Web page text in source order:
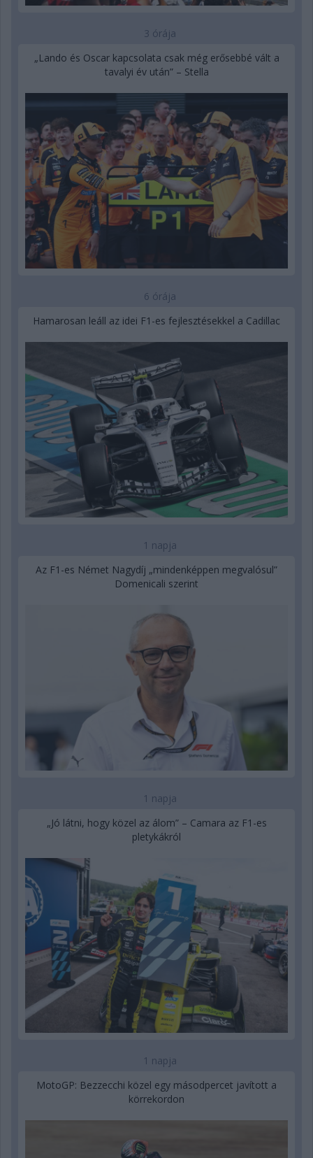
3 órája
„Lando és Oscar kapcsolata csak még erősebbé vált a
tavalyi év után” – Stella
6 órája
Hamarosan leáll az idei F1-es fejlesztésekkel a Cadillac
1 napja
Az F1-es Német Nagydíj „mindenképpen megvalósul”
Domenicali szerint
1 napja
„Jó látni, hogy közel az álom” – Camara az F1-es
pletykákról
1 napja
MotoGP: Bezzecchi közel egy másodpercet javított a
körrekordon